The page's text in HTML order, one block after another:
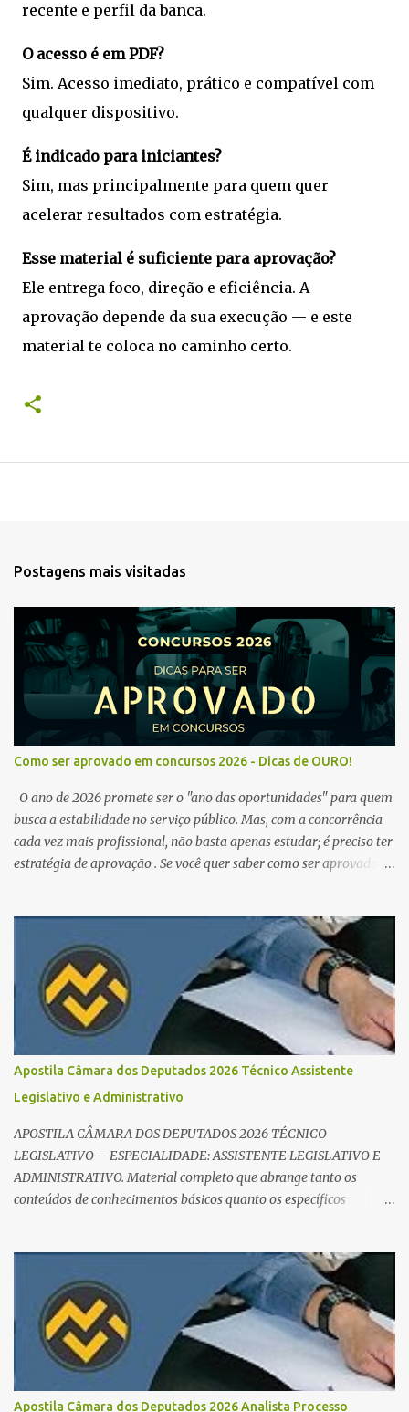
recente e perfil da banca.
O acesso é em PDF?
Sim. Acesso imediato, prático e compatível com
qualquer dispositivo.
É indicado para iniciantes?
Sim, mas principalmente para quem quer
acelerar resultados com estratégia.
Esse material é suficiente para aprovação?
Ele entrega foco, direção e eficiência. A
aprovação depende da sua execução — e este
material te coloca no caminho certo.
Postagens mais visitadas
Como ser aprovado em concursos 2026 - Dicas de OURO!
O ano de 2026 promete ser o "ano das oportunidades" para quem
busca a estabilidade no serviço público. Mas, com a concorrência
cada vez mais profissional, não basta apenas estudar; é preciso ter
estratégia de aprovação . Se você quer saber como ser aprovado
Edital Verticalizado Não comece a estudar sem ler o edital. A dica
de ouro é criar um edital verticalizado . Liste todos os tópicos e
marque seu progresso (Teoria / Resumo / Questões). Isso evita que
você perca tempo com conteúdos irrelevantes e garante que você
bata todo o conteúdo programático. Palavras-chave para o seu
sucesso: Cronograma de estudos dinâmico; Técnica Pomodoro
para foco total; Foco em disciplinas básicas (Português, RLM e
Direito Administrativo). 🔄 2. Revisão Espaç...
Apostila Câmara dos Deputados 2026 Técnico Assistente
Legislativo e Administrativo
APOSTILA CÂMARA DOS DEPUTADOS 2026 TÉCNICO
LEGISLATIVO – ESPECIALIDADE: ASSISTENTE LEGISLATIVO E
ADMINISTRATIVO. Material completo que abrange tanto os
conteúdos de conhecimentos básicos quanto os específicos
realidade, e o cargo de Analista Legislativo (Processo Legislativo e
Gestão) se destaca como uma das melhores oportunidades do ano.
Com exigência de nível superior em qualquer área, o certame
oferece 35 vagas imediatas e salários que ultrapassam os R$ 30
mil . O que estudar para Processo Legislativo e Gestão? Para vencer
a concorrência da banca Cebraspe , o candidato precisa dominar o
conteúdo programático dividido em: Conhecimentos Básicos:
Apostila Câmara dos Deputados 2026 Analista Processo